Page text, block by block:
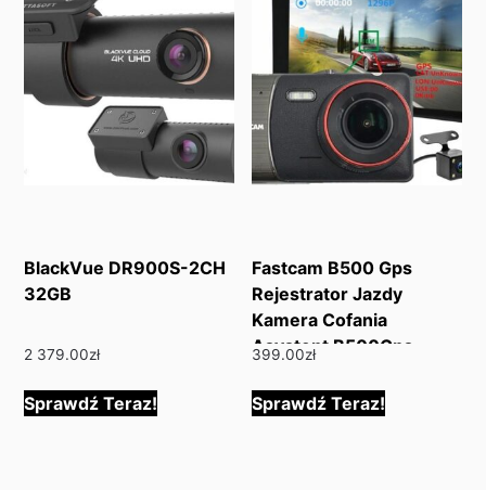
BlackVue DR900S-2CH
32GB
2 379.00zł
Sprawdź Teraz!
Fastcam B500 Gps
Rejestrator Jazdy
Kamera Cofania
Asystent B500Gps
399.00zł
Sprawdź Teraz!